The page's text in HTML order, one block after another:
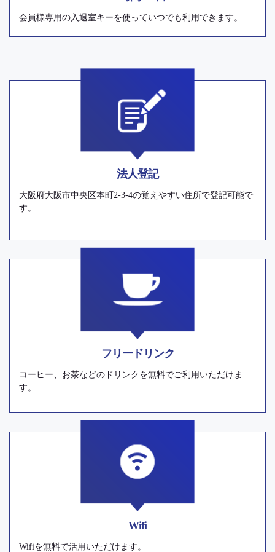
会員様専用の入退室キーを使っていつでも利用できます。
法人登記
大阪府大阪市中央区本町2-3-4の覚えやすい住所で登記可能で
す。
フリードリンク
コーヒー、お茶などのドリンクを無料でご利用いただけま
す。
Wifi
Wifiを無料で活用いただけます。